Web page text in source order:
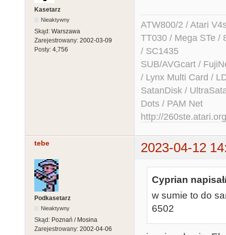
Kasetarz
Nieaktywny
Skąd: Warszawa
Zarejestrowany: 2002-03-09
Posty: 4,756
ATW800/2 / Atari
TT030 / Mega STe /
/ SC1435
SUB/AVGcart /
/ Lynx Multi Card /
SatanDisk /
Dots / PAM Net
http://260ste.atari.org
tebe 2023-04-12
Podkasetarz
Nieaktywny
Skąd: Poznań / Mosina
Zarejestrowany: 2002-04-06
Cyprian
w sumie to do
6502